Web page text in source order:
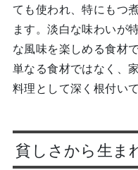
ても使われ、特にもつ
ます。淡白な味わいが
な風味を楽しめる食材
単なる食材ではなく、
料理として深く根付い
貧しさから生ま